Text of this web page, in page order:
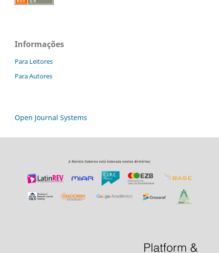
Informações
Para Leitores
Para Autores
Open Journal Systems